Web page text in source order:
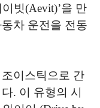
빗(Aevit)’을 만
차 운전을 전동
이스틱으로 간
. 이 유형의 시